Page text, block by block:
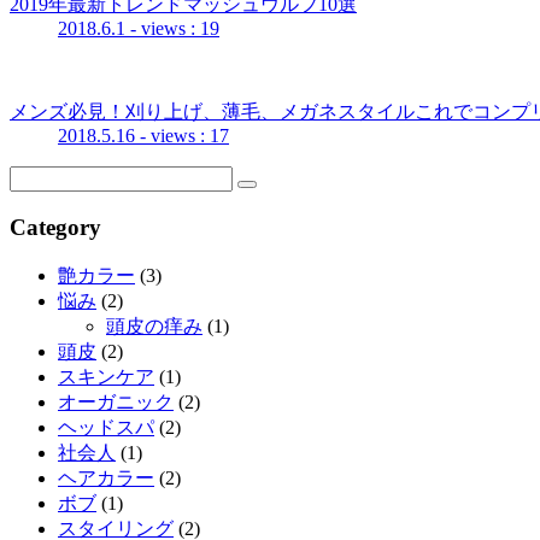
2019年最新トレンドマッシュウルフ10選
2018.6.1 - views : 19
メンズ必見！刈り上げ、薄毛、メガネスタイルこれでコン
2018.5.16 - views : 17
Category
艶カラー (3)
悩み (2)
頭皮の痒み (1)
頭皮 (2)
スキンケア (1)
オーガニック (2)
ヘッドスパ(2)
社会人 (1)
ヘアカラー (2)
ボブ (1)
スタイリング (2)